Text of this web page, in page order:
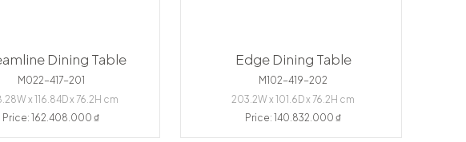
Dining Table
M022-417-201
x 116.84D x 76.2H cm
Price: 162.408.000 ₫
Edge Dining Table
M102-419-202
203.2W x 101.6D x 76.2H cm
Price: 140.832.000 ₫